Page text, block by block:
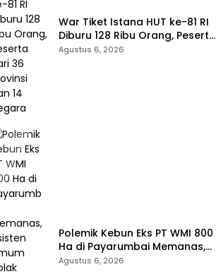
War Tiket Istana HUT ke-81 RI
Diburu 128 Ribu Orang, Peserta
dari 36 Provinsi dan 14 Negara
Agustus 6, 2026
Polemik Kebun Eks PT WMI 800
Ha di Payarumbai Memanas,
Asisten Umum Tolak Dikelola
Agustus 6, 2026